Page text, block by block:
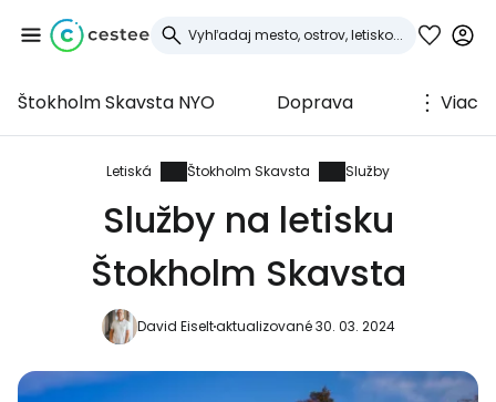
Štokholm Skavsta NYO Doprava Viac
Letiská Štokholm Skavsta Služby
Služby na letisku
Štokholm Skavsta
David Eiseltaktualizované 30. 03. 2024
Prihláste sa do
služby Cestee
... celosvetovej komunity cestovateľov
Pokračovať na Facebooku